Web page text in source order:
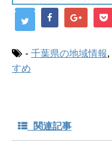
- 千葉県の地域情報,
すめ
関連記事